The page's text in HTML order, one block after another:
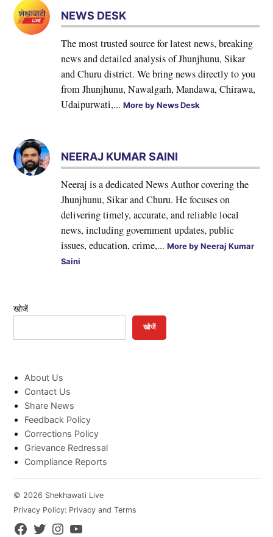
NEWS DESK
The most trusted source for latest news, breaking
news and detailed analysis of Jhunjhunu, Sikar
and Churu district. We bring news directly to you
from Jhunjhunu, Nawalgarh, Mandawa, Chirawa,
Udaipurwati,...More by News Desk
NEERAJ KUMAR SAINI
Neeraj is a dedicated News Author covering the
Jhunjhunu, Sikar and Churu. He focuses on
delivering timely, accurate, and reliable local
news, including government updates, public
issues, education, crime,...More by Neeraj Kumar
Saini
खोजें
खोजें
About Us
Contact Us
Share News
Feedback Policy
Corrections Policy
Grievance Redressal
Compliance Reports
© 2026 Shekhawati Live
Privacy Policy: Privacy and Terms
FacebookTwitterInstagramYouTube